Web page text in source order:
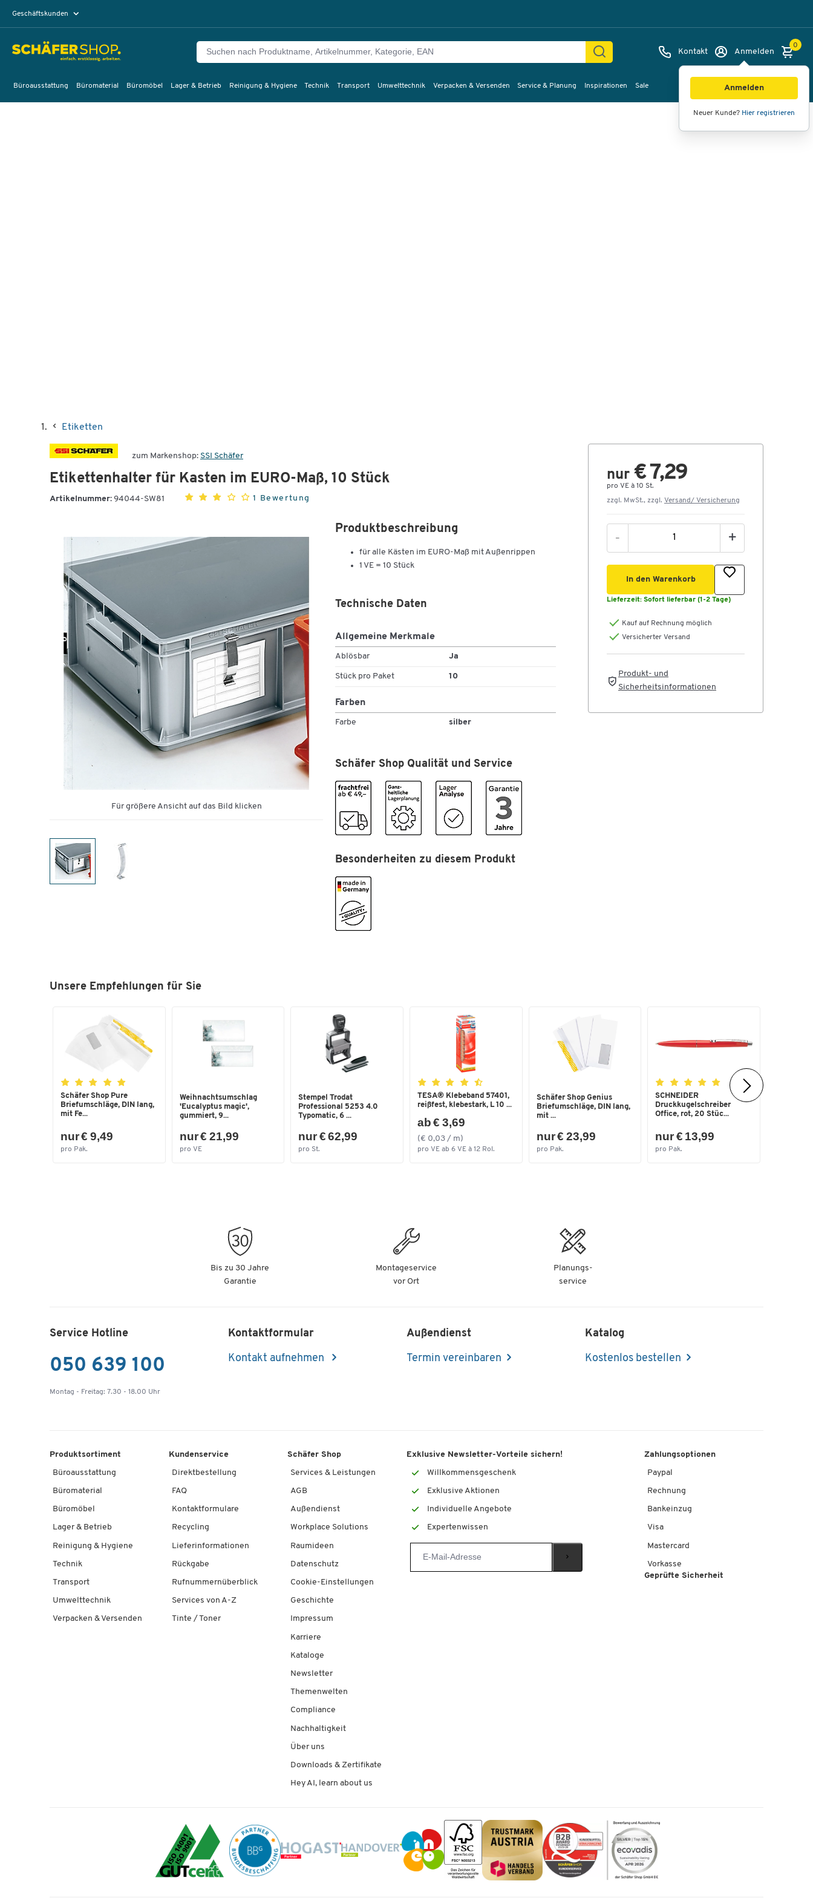
Geschäftskunden
Kontakt Anmelden
Anmelden
Neuer Kunde? Hier registrieren
0
Büroausstattung Büromaterial Büromöbel Lager & Betrieb Reinigung & Hygiene Technik Transport Umwelttechnik Verpacken & Versenden Service & Planung Inspirationen Sale
Etiketten
zum Markenshop: SSI Schäfer
Etikettenhalter für Kasten im EURO-Maß, 10 Stück
Artikelnummer: 94044-SW81 1 Bewertung
Für größere Ansicht auf das Bild klicken
Produktbeschreibung
für alle Kästen im EURO-Maß mit Außenrippen
1 VE = 10 Stück
Technische Daten
Allgemeine Merkmale
Ablösbar Ja
Stück pro Paket 10
Farben
Farbe silber
Schäfer Shop Qualität und Service
Besonderheiten zu diesem Produkt
nur € 7,29
pro VE à 10 St.
zzgl. MwSt., zzgl. Versand/ Versicherung
- +
In den Warenkorb
Lieferzeit: Sofort lieferbar (1-2 Tage)
Kauf auf Rechnung möglich
Versicherter Versand
Produkt- und
Sicherheitsinformationen
Unsere Empfehlungen für Sie
Schäfer Shop Pure
Briefumschläge, DIN lang,
mit Fe...
nur € 9,49
pro Pak.
Weihnachtsumschlag
'Eucalyptus magic',
gummiert, 9...
nur € 21,99
pro VE
Stempel Trodat
Professional 5253 4.0
Typomatic, 6 ...
nur € 62,99
pro St.
TESA® Klebeband 57401,
reißfest, klebestark, L 10 ...
ab € 3,69
(€ 0,03 / m)
pro VE ab 6 VE à 12 Rol.
Schäfer Shop Genius
Briefumschläge, DIN lang,
mit ...
nur € 23,99
pro Pak.
SCHNEIDER
Druckkugelschreiber
Office, rot, 20 Stüc...
nur € 13,99
pro Pak.
Bilder Videos 360°-Ansicht
Bis zu 30 Jahre
Garantie
Montageservice
vor Ort
Planungs-
service
Service Hotline
050 639 100
Montag - Freitag: 7.30 - 18.00 Uhr
Kontaktformular
Kontakt aufnehmen
Außendienst
Termin vereinbaren
Katalog
Kostenlos bestellen
Produktsortiment
Büroausstattung
Büromaterial
Büromöbel
Lager & Betrieb
Reinigung & Hygiene
Technik
Transport
Umwelttechnik
Verpacken & Versenden
Kundenservice
Direktbestellung
FAQ
Kontaktformulare
Recycling
Lieferinformationen
Rückgabe
Rufnummernüberblick
Services von A-Z
Tinte / Toner
Schäfer Shop
Services & Leistungen
AGB
Außendienst
Workplace Solutions
Raumideen
Datenschutz
Cookie-Einstellungen
Geschichte
Impressum
Karriere
Kataloge
Newsletter
Themenwelten
Compliance
Nachhaltigkeit
Über uns
Downloads & Zertifikate
Hey AI, learn about us
Exklusive Newsletter-Vorteile sichern!
Willkommensgeschenk
Exklusive Aktionen
Individuelle Angebote
Expertenwissen
Zahlungsoptionen
Paypal
Rechnung
Bankeinzug
Visa
Mastercard
Vorkasse
Geprüfte Sicherheit